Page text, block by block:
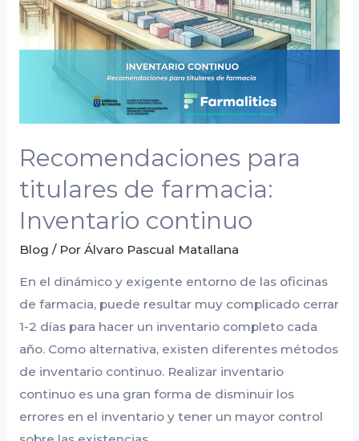
Recomendaciones para
titulares de farmacia:
Inventario continuo
Blog / Por Álvaro Pascual Matallana
En el dinámico y exigente entorno de las oficinas
de farmacia, puede resultar muy complicado cerrar
1-2 días para hacer un inventario completo cada
año. Como alternativa, existen diferentes métodos
de inventario continuo. Realizar inventario
continuo es una gran forma de disminuir los
errores en el inventario y tener un mayor control
farmacia:
Inventario
continuo